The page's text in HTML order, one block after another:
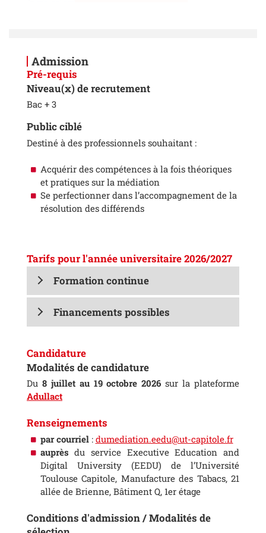
Admission
Pré-requis
Niveau(x) de recrutement
Bac + 3
Public ciblé
Destiné à des professionnels souhaitant :
Acquérir des compétences à la fois théoriques
et pratiques sur la médiation
Se perfectionner dans l’accompagnement de la
résolution des différends
Tarifs pour l'année universitaire 2026/2027
Formation continue
Financements possibles
Candidature
Modalités de candidature
Du 8 juillet au 19 octobre 2026 sur la plateforme
Adullact
Renseignements
par courriel: dumediation.eedu@ut-capitole.fr
auprèsdu service Executive Education and
Digital University (EEDU) de l’Université
Toulouse Capitole, Manufacture des Tabacs, 21
allée de Brienne, Bâtiment Q, 1er étage
Conditions d'admission / Modalités de